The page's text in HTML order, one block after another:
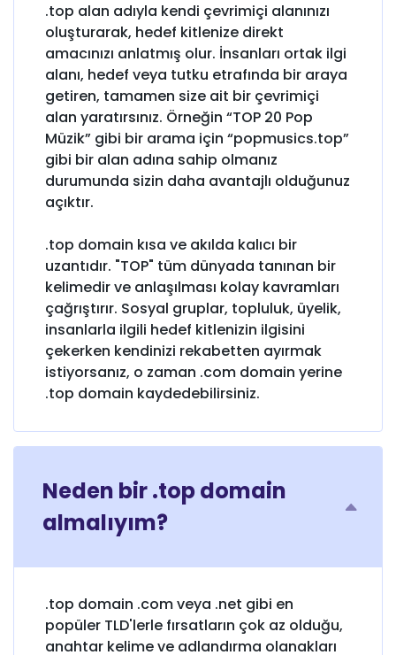
.top alan adıyla kendi çevrimiçi alanınızı
oluşturarak, hedef kitlenize direkt
amacınızı anlatmış olur. İnsanları ortak ilgi
alanı, hedef veya tutku etrafında bir araya
getiren, tamamen size ait bir çevrimiçi
alan yaratırsınız. Örneğin “TOP 20 Pop
Müzik” gibi bir arama için “popmusics.top”
gibi bir alan adına sahip olmanız
durumunda sizin daha avantajlı olduğunuz
açıktır.
.top domain kısa ve akılda kalıcı bir
uzantıdır. "TOP" tüm dünyada tanınan bir
kelimedir ve anlaşılması kolay kavramları
çağrıştırır. Sosyal gruplar, topluluk, üyelik,
insanlarla ilgili hedef kitlenizin ilgisini
çekerken kendinizi rekabetten ayırmak
istiyorsanız, o zaman .com domain yerine
.top domain kaydedebilirsiniz.
Neden bir .top domain
almalıyım?
.top domain .com veya .net gibi en
popüler TLD'lerle fırsatların çok az olduğu,
anahtar kelime ve adlandırma olanakları